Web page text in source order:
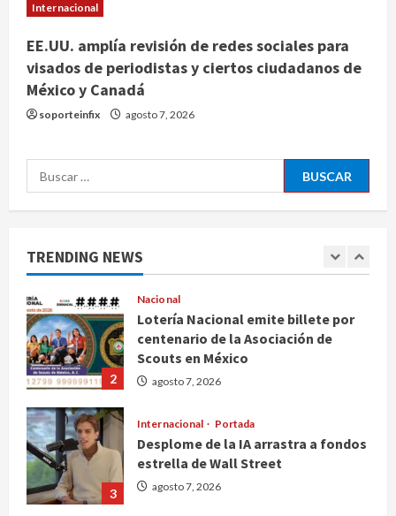
Internacional
EE.UU. amplía revisión de redes sociales para
visados de periodistas y ciertos ciudadanos de
México y Canadá
soporteinfix agosto 7, 2026
Buscar:
TRENDING NEWS
agosto 7, 2026
Internacional
EE.UU. amplía revisión de redes
sociales para visados de periodistas
1
Nacional
Fallece Carlos Garfias Merlos,
2
Nacional
Lotería Nacional emite billete por
centenario de la Asociación de
Scouts en México
agosto 7, 2026
3
Internacional Portada
Desplome de la IA arrastra a fondos
estrella de Wall Street
agosto 7, 2026